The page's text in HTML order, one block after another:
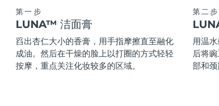
第一步
LUNA™ 洁面膏
舀出杏仁大小的香膏，用手指摩擦直至融化
成油。然后在干燥的脸上以打圈的方式轻轻
按摩，重点关注化妆较多的区域。
第二步
用温
后将
部和